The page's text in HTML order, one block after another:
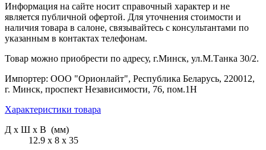
Информация на сайте носит справочный характер и не
является публичной офертой. Для уточнения стоимости и
наличия товара в салоне, связывайтесь с консультантами по
указанным в контактах телефонам.
Товар можно приобрести по адресу, г.Минск, ул.М.Танка 30/2.
Импортер: ООО "Орионлайт", Республика Беларусь, 220012,
г. Минск, проспект Независимости, 76, пом.1Н
Характеристики товара
Д х Ш х В (мм)
12.9 х 8 х 35